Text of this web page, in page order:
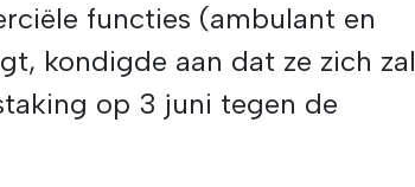
functies (ambulant en
kondigde aan dat ze zich zal
op 3 juni tegen de